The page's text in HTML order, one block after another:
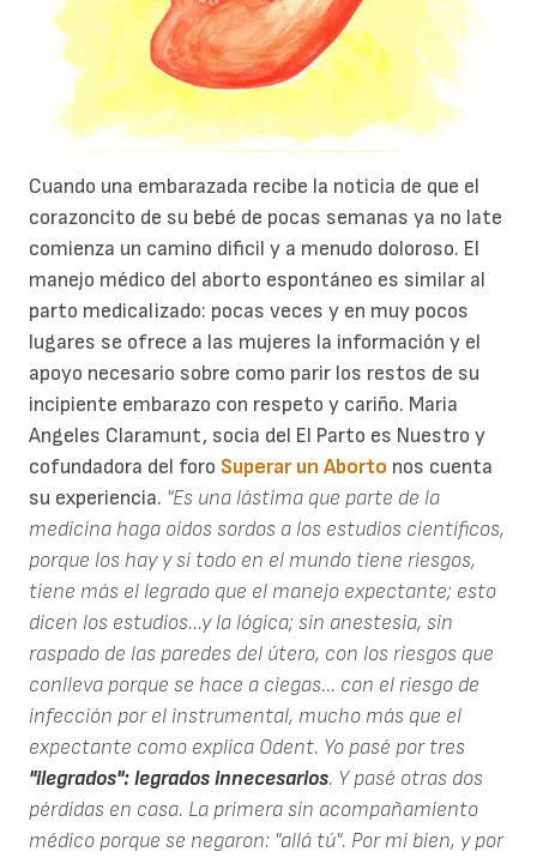
Cuando una embarazada recibe la noticia de que el
corazoncito de su bebé de pocas semanas ya no late
comienza un camino dificil y a menudo doloroso. El
manejo médico del aborto espontáneo es similar al
parto medicalizado: pocas veces y en muy pocos
lugares se ofrece a las mujeres la información y el
apoyo necesario sobre como parir los restos de su
incipiente embarazo con respeto y cariño. Maria
Angeles Claramunt, socia del El Parto es Nuestro y
cofundadora del foro Superar un Aborto nos cuenta
su experiencia. "Es una lástima que parte de la
medicina haga oidos sordos a los estudios científicos,
porque los hay y si todo en el mundo tiene riesgos,
tiene más el legrado que el manejo expectante; esto
dicen los estudios...y la lógica; sin anestesia, sin
raspado de las paredes del útero, con los riesgos que
conlleva porque se hace a ciegas... con el riesgo de
infección por el instrumental, mucho más que el
expectante como explica Odent. Yo pasé por tres
"ilegrados": legrados innecesarios. Y pasé otras dos
pérdidas en casa. La primera sin acompañamiento
médico porque se negaron: "allá tú". Por mi bien, y por